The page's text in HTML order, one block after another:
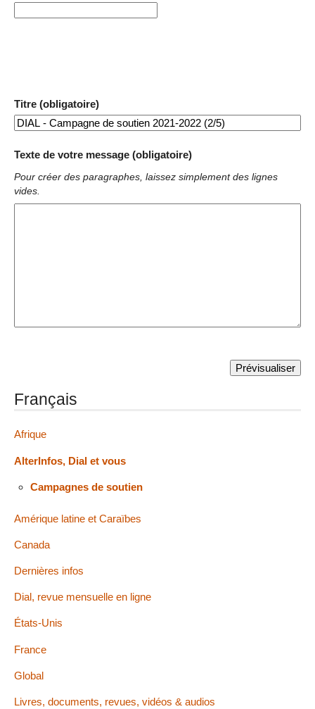
Titre (obligatoire)
Texte de votre message (obligatoire)
Pour créer des paragraphes, laissez simplement des lignes
vides.
Français
Afrique
AlterInfos, Dial et vous
Campagnes de soutien
Amérique latine et Caraïbes
Canada
Dernières infos
Dial, revue mensuelle en ligne
États-Unis
France
Global
Livres, documents, revues, vidéos & audios